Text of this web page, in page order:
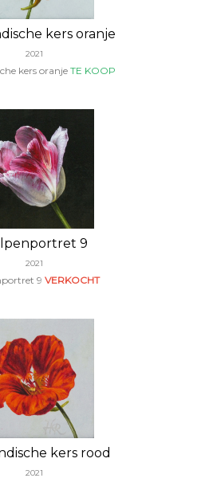
kers oranje
2021
kers oranje TE KOOP
9
2021
9 VERKOCHT
kers rood
2021